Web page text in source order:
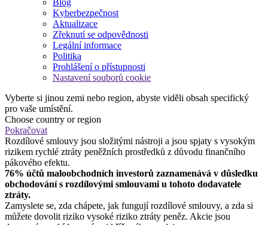
Kyberbezpečnost
Aktualizace
Zřeknutí se odpovědnosti
Legální informace
Politika
Prohlášení o přístupnosti
Nastavení souborů cookie
Vyberte si jinou zemi nebo region, abyste viděli obsah specifický
pro vaše umístění.
Choose country or region
Pokračovat
Rozdílové smlouvy jsou složitými nástroji a jsou spjaty s vysokým
rizikem rychlé ztráty peněžních prostředků z důvodu finančního
pákového efektu.
76% účtů maloobchodních investorů zaznamenává v důsledku
obchodování s rozdílovými smlouvami u tohoto dodavatele
ztráty.
Zamyslete se, zda chápete, jak fungují rozdílové smlouvy, a zda si
můžete dovolit riziko vysoké riziko ztráty peněz. Akcie jsou